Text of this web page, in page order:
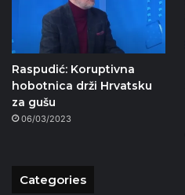
Raspudić: Koruptivna
hobotnica drži Hrvatsku
za gušu
06/03/2023
Categories